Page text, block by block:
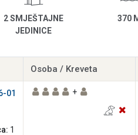
2 SMJEŠTAJNE
JEDINICE
370
Osoba / Kreveta
01
1
+